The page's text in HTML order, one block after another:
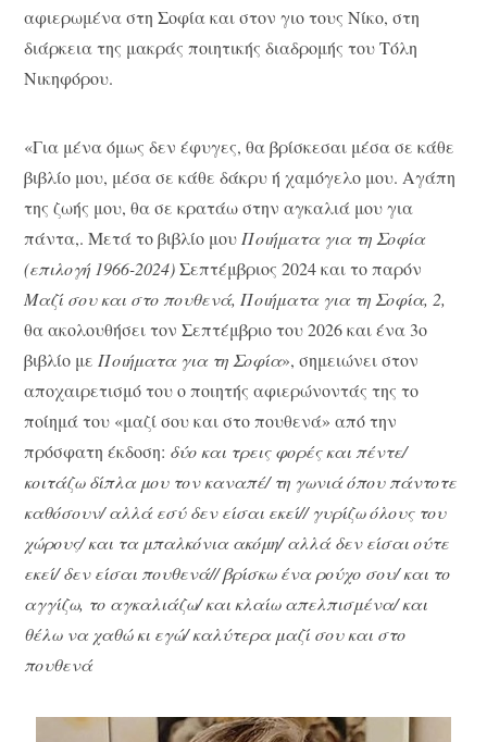
αφιερωμένα στη Σοφία και στον γιο τους Νίκο, στη
διάρκεια της μακράς ποιητικής διαδρομής του Τόλη
Νικηφόρου.
«Για μένα όμως δεν έφυγες, θα βρίσκεσαι μέσα σε κάθε
βιβλίο μου, μέσα σε κάθε δάκρυ ή χαμόγελο μου. Αγάπη
της ζωής μου, θα σε κρατάω στην αγκαλιά μου για
πάντα,. Μετά το βιβλίο μου Ποιήματα για τη Σοφία
(επιλογή 1966-2024)Σεπτέμβριος 2024 και το παρόν
Μαζί σου και στο πουθενά, Ποιήματα για τη Σοφία, 2,
θα ακολουθήσει τον Σεπτέμβριο του 2026 και ένα 3ο
βιβλίο με Ποιήματα για τη Σοφία», σημειώνει στον
αποχαιρετισμό του ο ποιητής αφιερώνοντάς της το
ποίημά του «μαζί σου και στο πουθενά» από την
πρόσφατη έκδοση: δύο και τρεις φορές και πέντε/
κοιτάζω δίπλα μου τον καναπέ/ τη γωνιά όπου πάντοτε
καθόσουν/ αλλά εσύ δεν είσαι εκεί// γυρίζω όλους του
χώρους/ και τα μπαλκόνια ακόμη/ αλλά δεν είσαι ούτε
εκεί/ δεν είσαι πουθενά// βρίσκω ένα ρούχο σου/ και το
αγγίζω, το αγκαλιάζω/ και κλαίω απελπισμένα/ και
θέλω να χαθώ κι εγώ/ καλύτερα μαζί σου και στο
πουθενά